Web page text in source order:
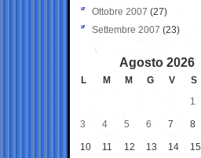
Ottobre 2007 (27)
Settembre 2007 (23)
Agosto 2026
L M M G V S
1
3 4 5 6 7 8
10 11 12 13 14 15